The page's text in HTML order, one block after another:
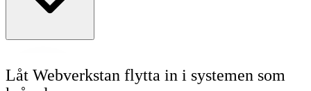
Låt Webverkstan flytta in i systemen som